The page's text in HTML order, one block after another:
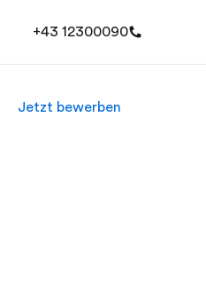
+43 12300090
Jetzt bewerben